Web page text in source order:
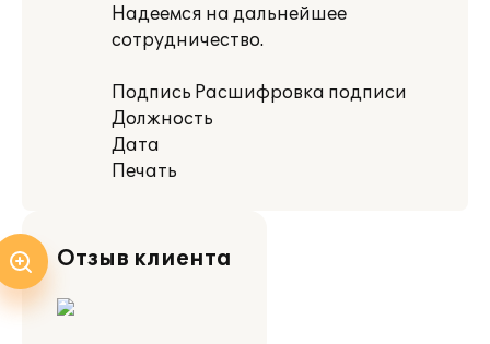
Надеемся на дальнейшее
сотрудничество.
Подпись Расшифровка подписи
Должность
Дата
Печать
Отзыв клиента